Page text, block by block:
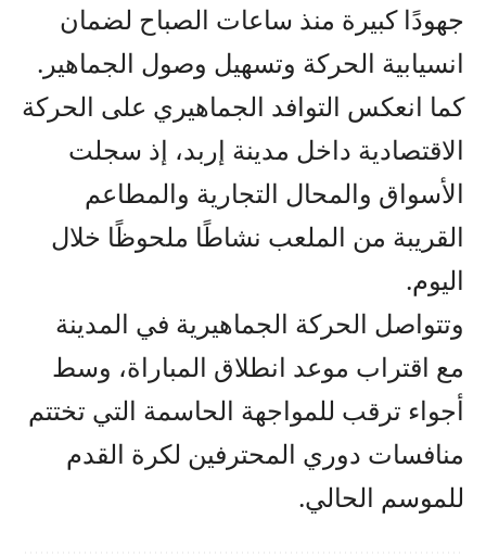
جهودًا كبيرة منذ ساعات الصباح لضمان
انسيابية الحركة وتسهيل وصول الجماهير.
كما انعكس التوافد الجماهيري على الحركة
الاقتصادية داخل مدينة إربد، إذ سجلت
الأسواق والمحال التجارية والمطاعم
القريبة من الملعب نشاطًا ملحوظًا خلال
اليوم.
وتتواصل الحركة الجماهيرية في المدينة
مع اقتراب موعد انطلاق المباراة، وسط
أجواء ترقب للمواجهة الحاسمة التي تختتم
منافسات دوري المحترفين لكرة القدم
للموسم الحالي.